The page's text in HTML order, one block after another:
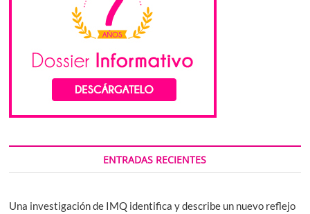
ENTRADAS RECIENTES
Una investigación de IMQ identifica y describe un nuevo reflejo